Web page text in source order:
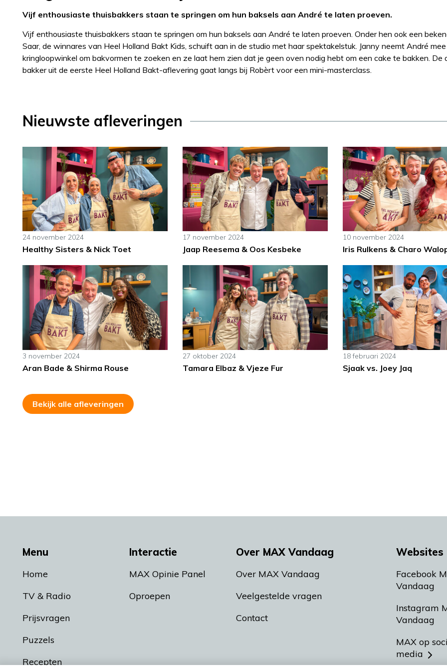
Vijf enthousiaste thuisbakkers staan te springen om hun baksels aan André te laten proeven.
Vijf enthousiaste thuisbakkers staan te springen om hun baksels aan André te laten proeven. Onder hen ook een
Saar, de winnares van Heel Holland Bakt Kids, schuift aan in de studio met haar spektakelstuk. Janny neemt André
kringloopwinkel om bakvormen te zoeken en ze laat hem zien dat je geen oven nodig hebt om een cake te bakken. De
bakker uit de eerste Heel Holland Bakt-aflevering gaat langs bij Robèrt voor een mini-masterclass.
Nieuwste afleveringen
24 november 2024
Healthy Sisters & Nick Toet
17 november 2024
Jaap Reesema & Oos Kesbeke
10 november 2024
Iris Rulkens & Charo
3 november 2024
Aran Bade & Shirma Rouse
27 oktober 2024
Tamara Elbaz & Vjeze Fur
18 februari 2024
Sjaak vs. Joey Jaq
Bekijk alle afleveringen
Menu
Home
TV & Radio
Prijsvragen
Puzzels
Recepten
Interactie
MAX Opinie Panel
Oproepen
Over MAX Vandaag
Over MAX Vandaag
Veelgestelde vragen
Contact
Websites
Facebook
Vandaag
Instagram
Vandaag
MAX op
media